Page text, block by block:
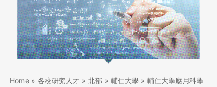
Home » 各校研究人才 » 北部 » 輔仁大學 » 輔仁大學應用科學